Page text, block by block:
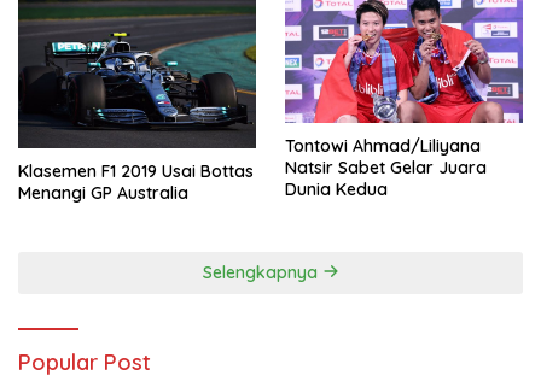
Klasemen F1 2019 Usai Bottas
Menangi GP Australia
Tontowi Ahmad/Liliyana
Natsir Sabet Gelar Juara
Dunia Kedua
Selengkapnya
Popular Post